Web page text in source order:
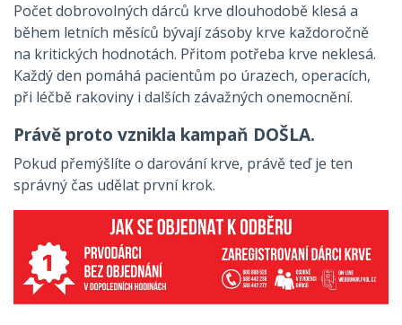
Počet dobrovolných dárců krve dlouhodobě klesá a
během letních měsíců bývají zásoby krve každoročně
na kritických hodnotách. Přitom potřeba krve neklesá.
Každý den pomáhá pacientům po úrazech, operacích,
při léčbě rakoviny i dalších závažných onemocnění.
Právě proto vznikla kampaň DOŠLA.
Pokud přemýšlíte o darování krve, právě teď je ten
správný čas udělat první krok.